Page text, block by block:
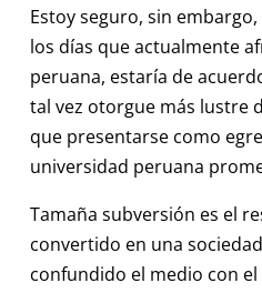
Estoy seguro, sin
los días que actualmente
peruana, estaría de
tal vez otorgue más lustre
que presentarse como
universidad peruana
Tamaña subversión es el
convertido en una
confundido el medio con